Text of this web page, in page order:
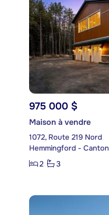
975 000 $
Maison à vendre
1072, Route 219 Nord
Hemmingford - Canton
2
3